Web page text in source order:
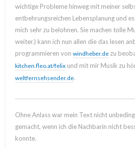
wichtige Probleme hinweg mit meiner
entbehrungsreichen Lebensplanung und
mich sehr zu belohnen. Sie machen tolle
weiter.) kann ich nun allen die das lesen
programmieren von windheber.de zu
kitchen.fleo.at/felix und mit mir Musik zu
weltfernsehsender.de.
Ohne Anlass war mein Text nicht
gemacht, wenn ich die Nachbarin nicht
konnte.